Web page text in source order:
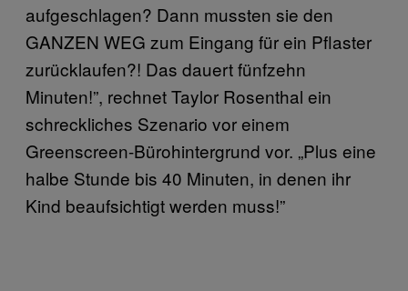
aufgeschlagen? Dann mussten sie den
GANZEN WEG zum Eingang für ein Pflaster
zurücklaufen?! Das dauert fünfzehn
Minuten!”, rechnet Taylor Rosenthal ein
schreckliches Szenario vor einem
Greenscreen-Bürohintergrund vor. „Plus eine
halbe Stunde bis 40 Minuten, in denen ihr
Kind beaufsichtigt werden muss!”